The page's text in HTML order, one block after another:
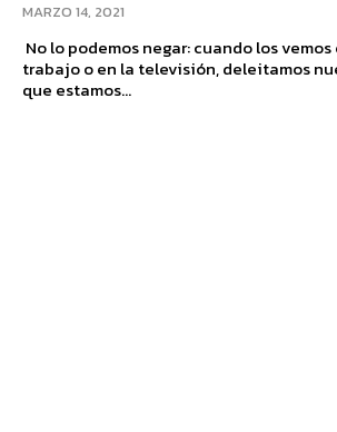
MARZO 14, 2021
No lo podemos negar: cuando los
trabajo o en la televisión, deleitamos
que estamos...